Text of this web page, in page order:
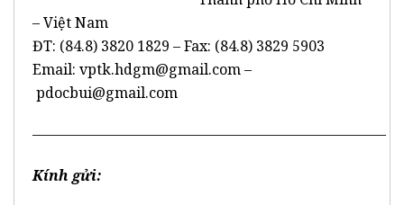
– Việt Nam
ĐT: (84.8) 3820 1829 – Fax: (84.8) 3829 5903
Email: vptk.hdgm@gmail.com–
pdocbui@gmail.com
–––––––––––––––––––––––––––––––––––––––––––––––––
Kính gửi: